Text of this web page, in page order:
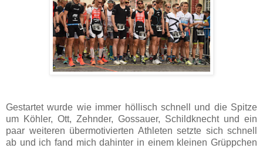
Gestartet wurde wie immer höllisch schnell und die Spitze
um Köhler, Ott, Zehnder, Gossauer, Schildknecht und ein
paar weiteren übermotivierten Athleten setzte sich schnell
ab und ich fand mich dahinter in einem kleinen Grüppchen